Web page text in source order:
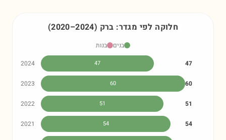
חלוקה לפי מגדר: ברק (2020–2024)
בנים
בנות
2024
47 47
2023 60 60
2022 51 51
2021 54 54